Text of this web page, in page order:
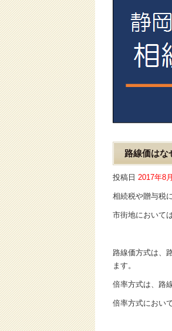
路線価はな
投稿日 2017年8
相続税や贈与税
市街地において
路線価方式は、
ます。
倍率方式は、路
倍率方式におい